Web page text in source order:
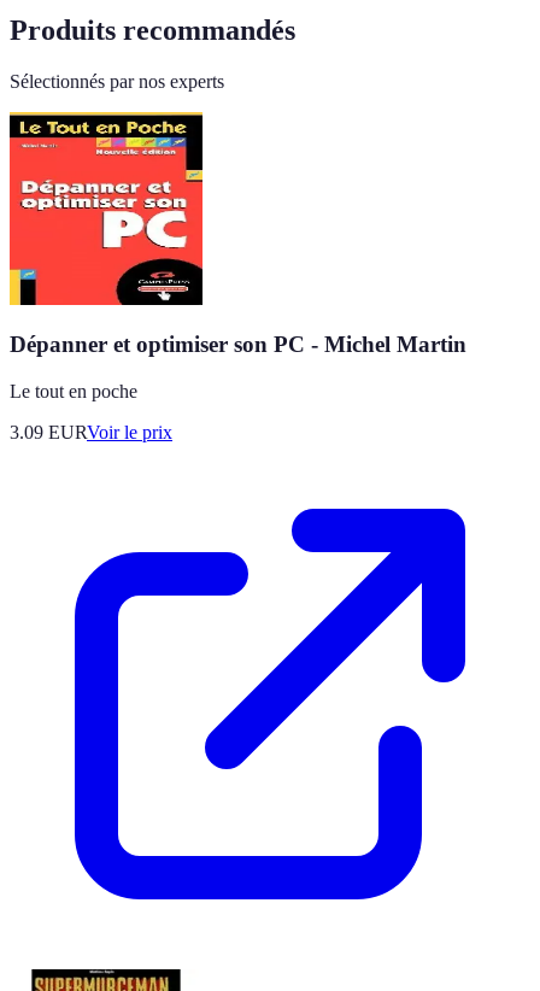
Produits recommandés
Sélectionnés par nos experts
Dépanner et optimiser son PC - Michel Martin
Le tout en poche
3.09 EURVoir le prix